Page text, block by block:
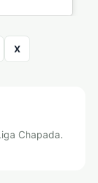
X
Chapada.